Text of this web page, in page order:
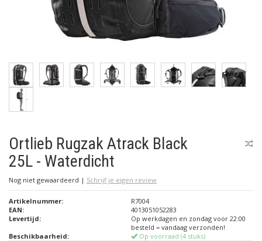
Ortlieb Rugzak Atrack Black
25L - Waterdicht
Nog niet gewaardeerd | Schrijf je eigen review
Artikelnummer:
R7004
EAN:
4013051052283
Levertijd:
Op werkdagen en zondag voor 22:00
besteld = vandaag verzonden!
Beschikbaarheid:
Op voorraad (4 stuks)